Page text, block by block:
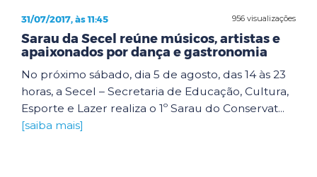
956 visualizações
31/07/2017, às 11:45
Sarau da Secel reúne músicos, artistas e
apaixonados por dança e gastronomia
No próximo sábado, dia 5 de agosto, das 14 às 23
horas, a Secel – Secretaria de Educação, Cultura,
Esporte e Lazer realiza o 1º Sarau do Conservat...
[saiba mais]